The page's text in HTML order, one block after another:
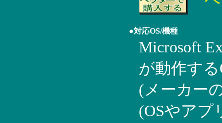
●対応OS/機種
Microsoft
が動作する
(メーカー
(OSやアプ